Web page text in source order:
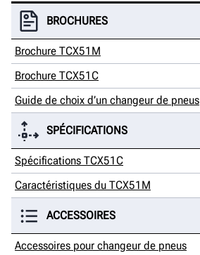
BROCHURES
Brochure TCX51M
Brochure TCX51C
Guide de choix d’un changeur de pneus
SPÉCIFICATIONS
Spécifications TCX51C
Caractéristiques du TCX51M
ACCESSOIRES
Accessoires pour changeur de pneus